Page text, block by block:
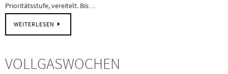
Prioritätsstufe, vereitelt. Bis…
WEITERLESEN
VOLLGASWOCHEN